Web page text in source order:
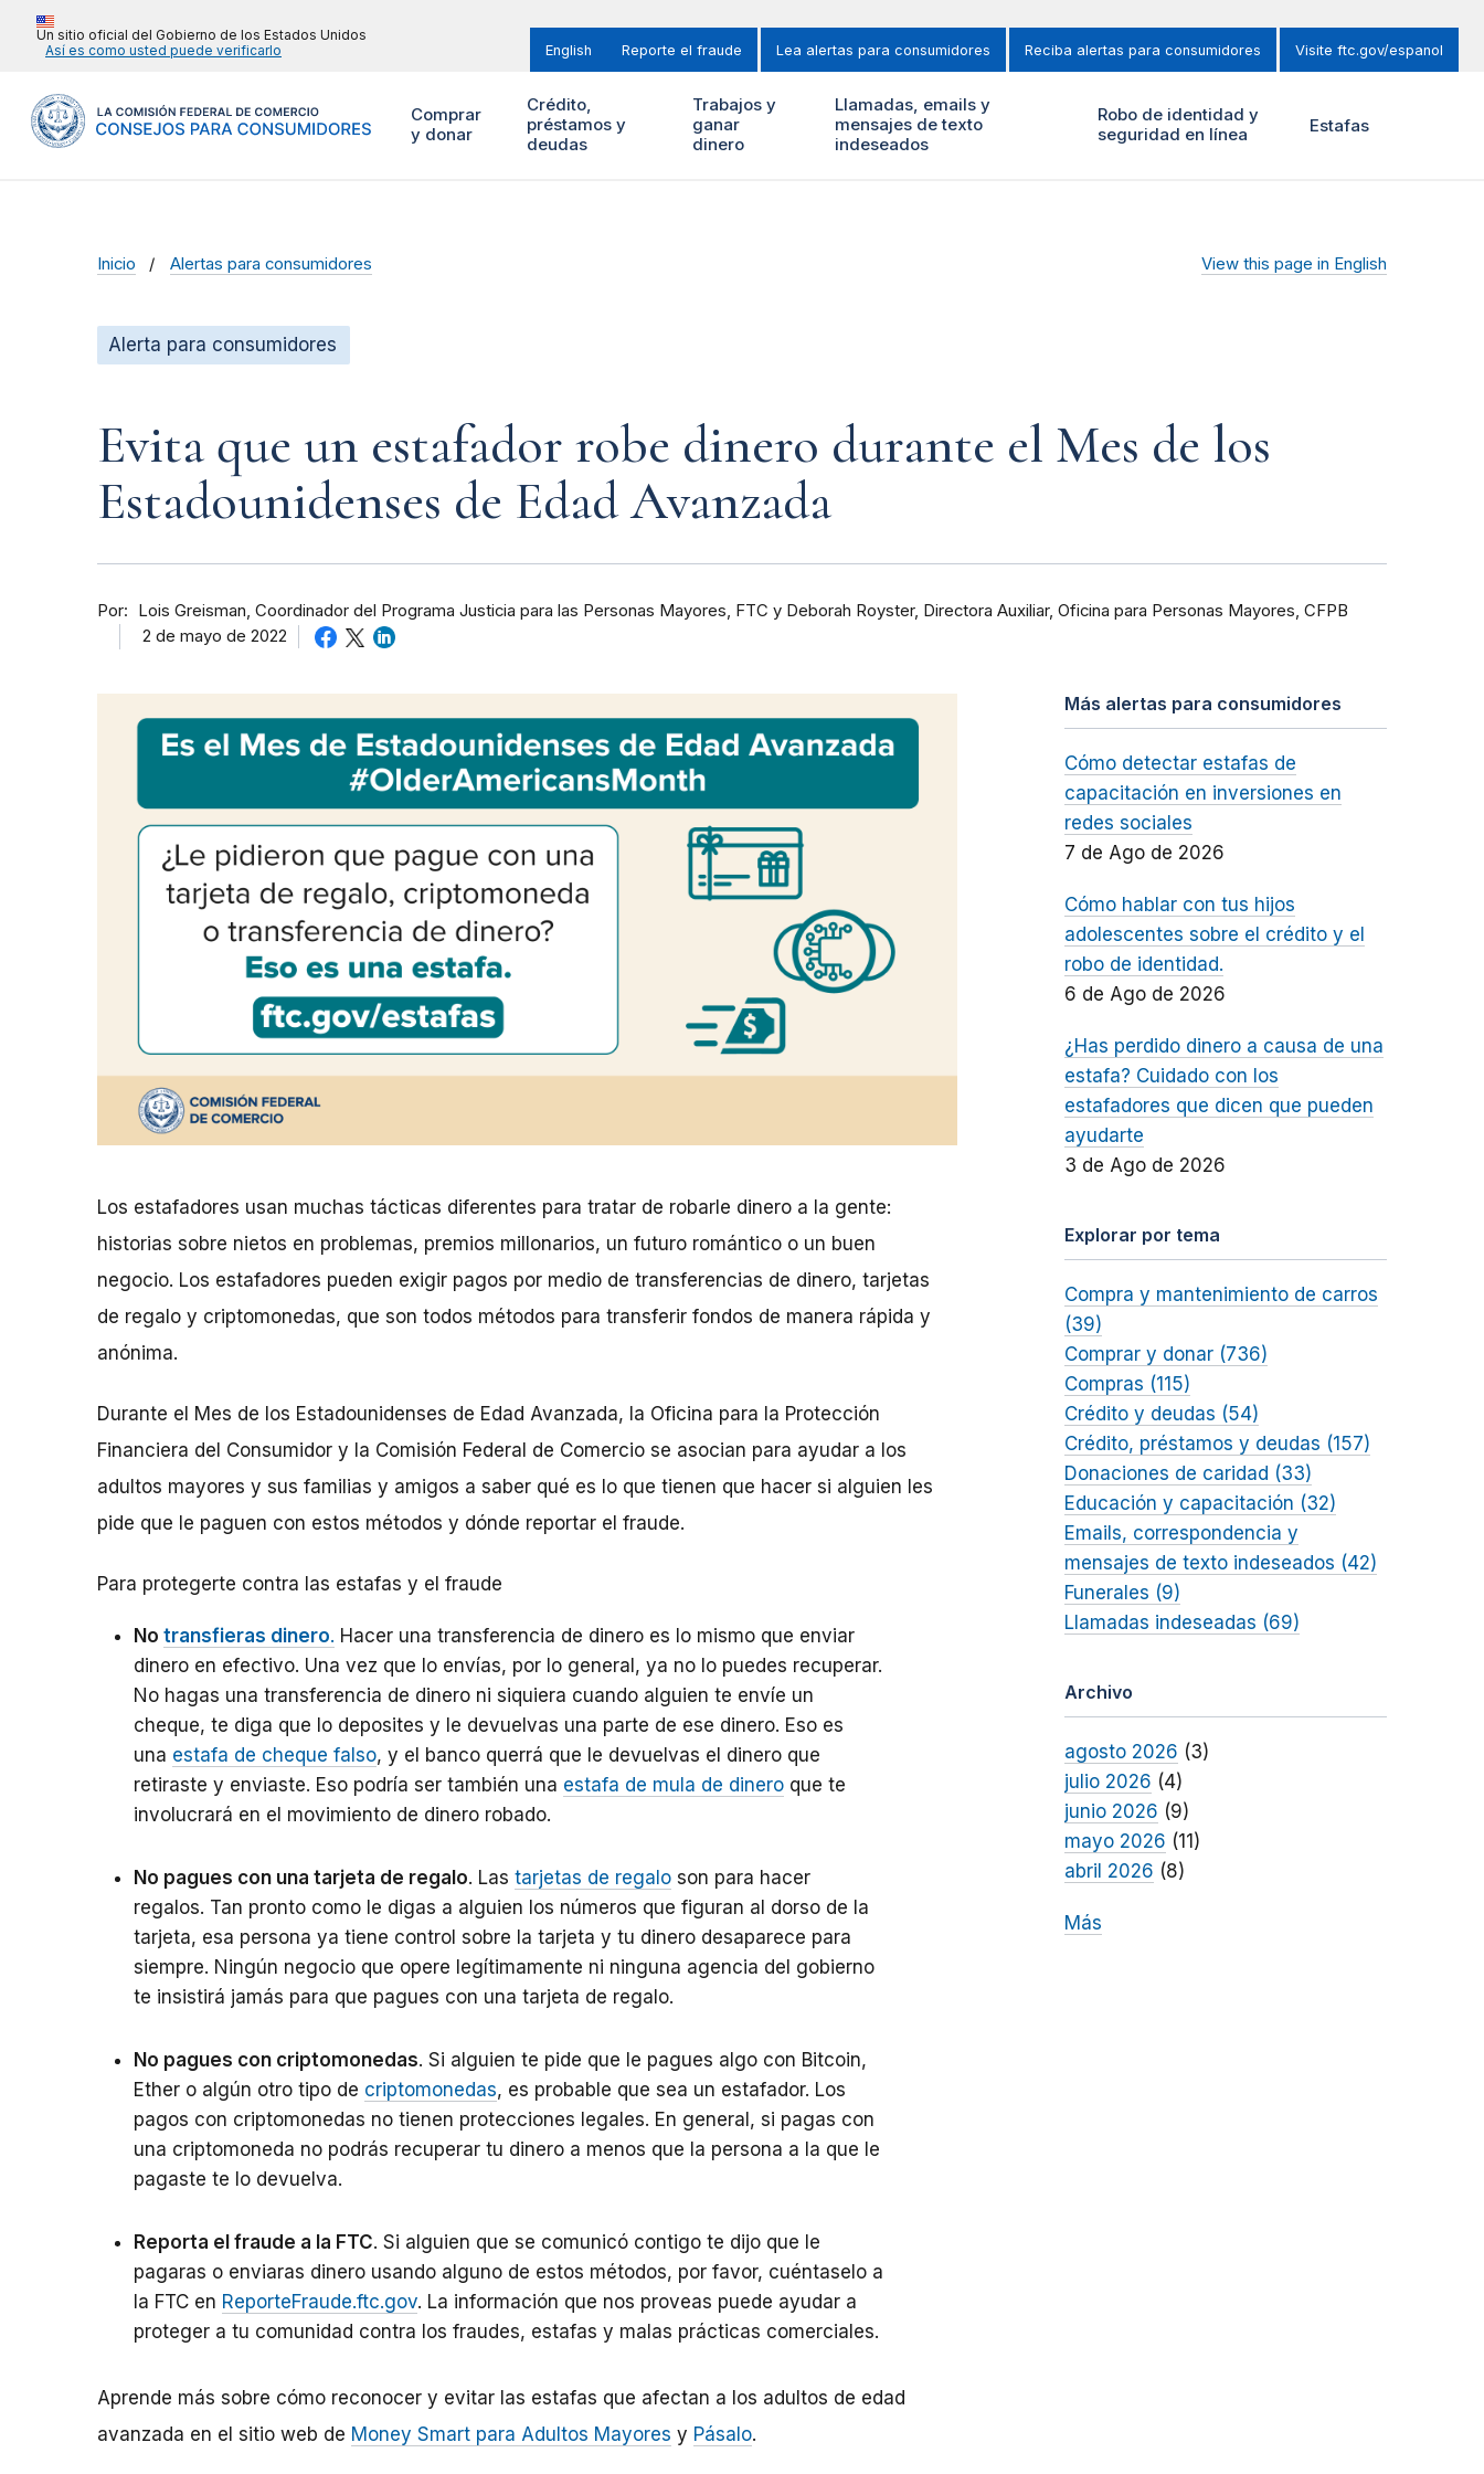
Un sitio oficial del Gobierno de los Estados Unidos
Así es como usted puede verificarlo
English Reporte el fraude Lea alertas para consumidores Reciba alertas para consumidores Visite ftc.gov/espanol
Comprar
y donar
Crédito,
préstamos y
deudas
Trabajos y
ganar
dinero
Llamadas, emails y
mensajes de texto
indeseados
Robo de identidad y
seguridad en línea
Estafas
Inicio Alertas para consumidores View this page in English
Alerta para consumidores
Evita que un estafador robe dinero durante el Mes de los
Estadounidenses de Edad Avanzada
Por
Lois Greisman, Coordinador del Programa Justicia para las Personas Mayores, FTC y Deborah Royster, Directora Auxiliar, Oficina para Personas Mayores, CFPB
2 de mayo de 2022
Los estafadores usan muchas tácticas diferentes para tratar de robarle dinero a la gente:
historias sobre nietos en problemas, premios millonarios, un futuro romántico o un buen
negocio. Los estafadores pueden exigir pagos por medio de transferencias de dinero, tarjetas
de regalo y criptomonedas, que son todos métodos para transferir fondos de manera rápida y
anónima.
Durante el Mes de los Estadounidenses de Edad Avanzada, la Oficina para la Protección
Financiera del Consumidor y la Comisión Federal de Comercio se asocian para ayudar a los
adultos mayores y sus familias y amigos a saber qué es lo que tienen que hacer si alguien les
pide que le paguen con estos métodos y dónde reportar el fraude.
Para protegerte contra las estafas y el fraude
No transfieras dinero. Hacer una transferencia de dinero es lo mismo que enviar
dinero en efectivo. Una vez que lo envías, por lo general, ya no lo puedes recuperar.
No hagas una transferencia de dinero ni siquiera cuando alguien te envíe un
cheque, te diga que lo deposites y le devuelvas una parte de ese dinero. Eso es
una estafa de cheque falso, y el banco querrá que le devuelvas el dinero que
retiraste y enviaste. Eso podría ser también una estafa de mula de dinero que te
involucrará en el movimiento de dinero robado.
No pagues con una tarjeta de regalo. Las tarjetas de regalo son para hacer
regalos. Tan pronto como le digas a alguien los números que figuran al dorso de la
tarjeta, esa persona ya tiene control sobre la tarjeta y tu dinero desaparece para
siempre. Ningún negocio que opere legítimamente ni ninguna agencia del gobierno
te insistirá jamás para que pagues con una tarjeta de regalo.
No pagues con criptomonedas. Si alguien te pide que le pagues algo con Bitcoin,
Ether o algún otro tipo de criptomonedas, es probable que sea un estafador. Los
pagos con criptomonedas no tienen protecciones legales. En general, si pagas con
una criptomoneda no podrás recuperar tu dinero a menos que la persona a la que le
pagaste te lo devuelva.
Reporta el fraude a la FTC. Si alguien que se comunicó contigo te dijo que le
pagaras o enviaras dinero usando alguno de estos métodos, por favor, cuéntaselo a
la FTC en ReporteFraude.ftc.gov. La información que nos proveas puede ayudar a
proteger a tu comunidad contra los fraudes, estafas y malas prácticas comerciales.
Aprende más sobre cómo reconocer y evitar las estafas que afectan a los adultos de edad
avanzada en el sitio web de Money Smart para Adultos Mayores y Pásalo.
Más alertas para consumidores
Cómo detectar estafas de
capacitación en inversiones en
redes sociales
7 de Ago de 2026
Cómo hablar con tus hijos
adolescentes sobre el crédito y el
robo de identidad.
6 de Ago de 2026
¿Has perdido dinero a causa de una
estafa? Cuidado con los
estafadores que dicen que pueden
ayudarte
3 de Ago de 2026
Explorar por tema
Compra y mantenimiento de carros
(39)
Comprar y donar (736)
Compras (115)
Crédito y deudas (54)
Crédito, préstamos y deudas (157)
Donaciones de caridad (33)
Educación y capacitación (32)
Emails, correspondencia y
mensajes de texto indeseados (42)
Funerales (9)
Llamadas indeseadas (69)
Archivo
agosto 2026 (3)
julio 2026 (4)
junio 2026 (9)
mayo 2026 (11)
abril 2026 (8)
Más